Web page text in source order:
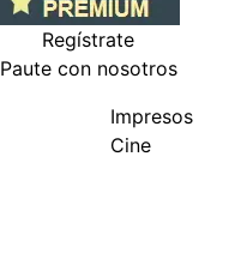
Regístrate
Paute con nosotros
Impresos
Cine